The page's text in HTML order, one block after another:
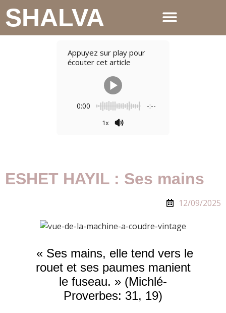
SHALVA
Appuyez sur play pour
écouter cet article
0:00 -:--
1x
ESHET HAYIL : Ses mains
12/09/2025
« Ses mains, elle tend vers le
rouet et ses paumes manient
le fuseau. » (Michlé-
Proverbes: 31, 19)